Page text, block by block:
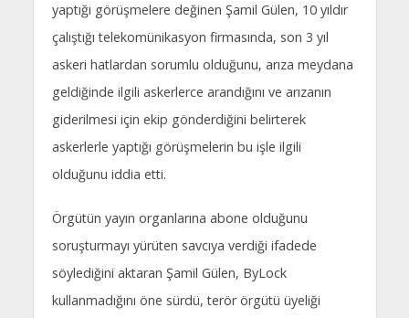
yaptığı görüşmelere değinen Şamil Gülen, 10 yıldır
çalıştığı telekomünikasyon firmasında, son 3 yıl
askeri hatlardan sorumlu olduğunu, arıza meydana
geldiğinde ilgili askerlerce arandığını ve arızanın
giderilmesi için ekip gönderdiğini belirterek
askerlerle yaptığı görüşmelerin bu işle ilgili
olduğunu iddia etti.
Örgütün yayın organlarına abone olduğunu
soruşturmayı yürüten savcıya verdiği ifadede
söylediğini aktaran Şamil Gülen, ByLock
kullanmadığını öne sürdü, terör örgütü üyeliği